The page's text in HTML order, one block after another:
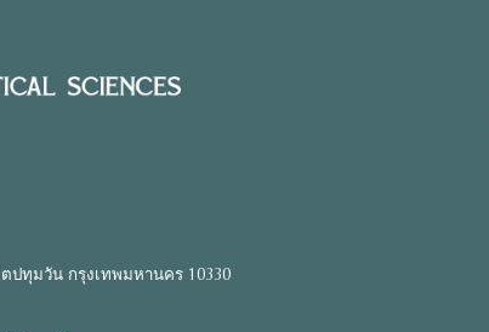
ปทุมวัน กรุงเทพมหานคร 10330